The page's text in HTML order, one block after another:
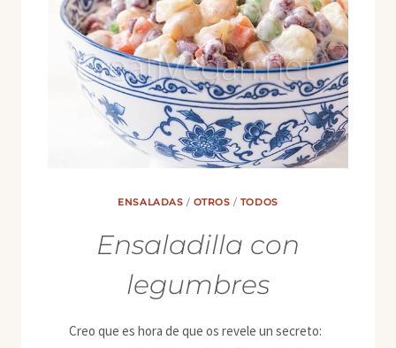
ENSALADAS / OTROS / TODOS
Ensaladilla con
legumbres
Creo que es hora de que os revele un secreto: